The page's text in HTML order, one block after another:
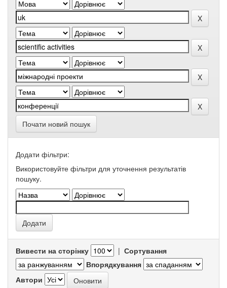
Почати новий пошук
Додати фільтри:
Використовуйте фільтри для уточнення результатів
пошуку.
Вивести на сторінку | Сортування
Впорядкування
Автори